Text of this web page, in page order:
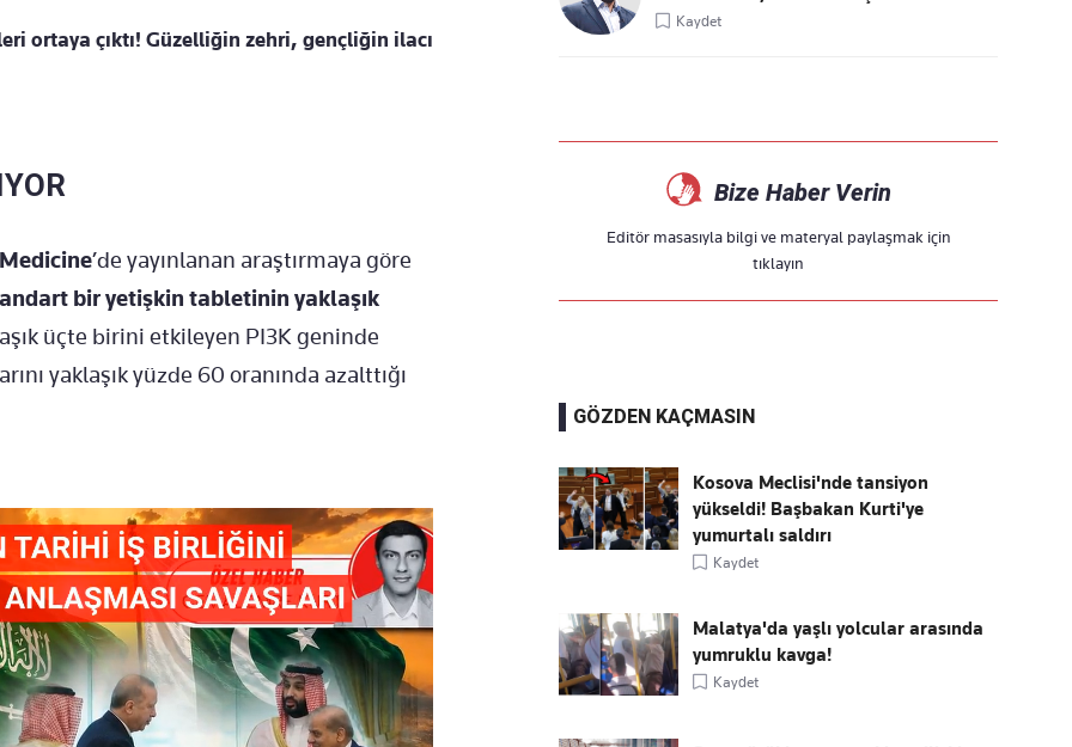
ortaya çıktı! Güzelliğin zehri, gençliğin ilacı
’de yayınlanan araştırmaya göre
bir yetişkin tabletinin yaklaşık
üçte birini etkileyen PI3K geninde
yaklaşık yüzde 60 oranında azalttığı
Kaydet
Bize Haber Verin
Editör masasıyla bilgi ve materyal paylaşmak için
tıklayın
GÖZDEN KAÇMASIN
Kosova Meclisi'nde tansiyon
yükseldi! Başbakan Kurti'ye
yumurtalı saldırı
Kaydet
Malatya'da yaşlı yolcular arasında
yumruklu kavga!
Kaydet